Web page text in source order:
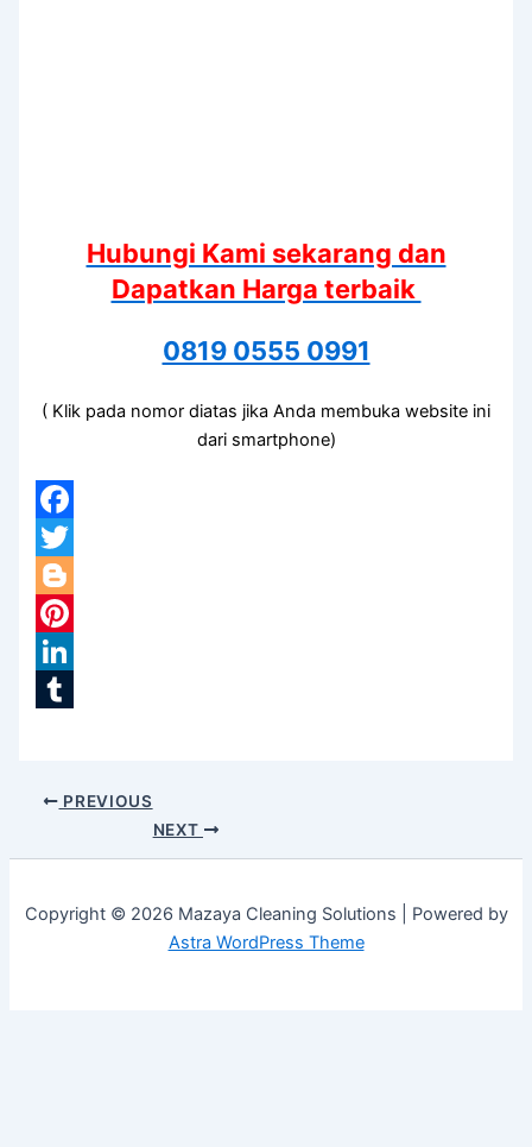
Hubungi Kami sekarang dan
Dapatkan Harga terbaik
0819 0555 0991
( Klik pada nomor diatas jika Anda membuka website ini
dari smartphone)
Facebook
Twitter
Blogger
Pinterest
LinkedIn
PREVIOUS
NEXT
Copyright © 2026 Mazaya Cleaning Solutions | Powered by
Astra WordPress Theme